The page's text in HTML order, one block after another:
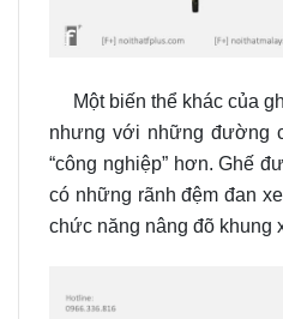
Một biến thể khác của
nhưng với những đường
“công nghiệp” hơn. Ghế
có những rãnh đệm đan
chức năng nâng đõ khung